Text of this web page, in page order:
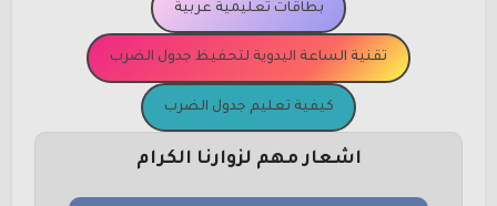
تقنية الساعة اليدوية لتحفيظ جدول الضرب
كيفية تعليم جدول الضرب